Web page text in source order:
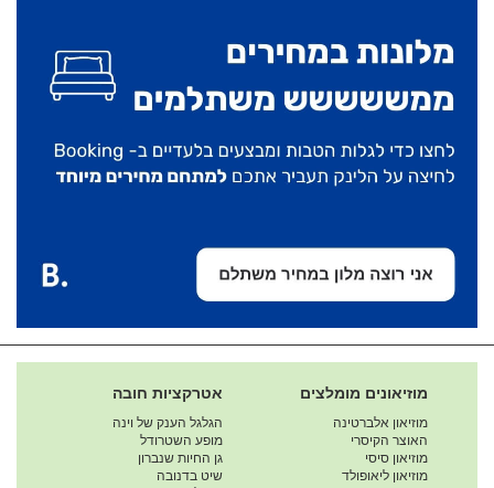
מוזיאונים מומלצים
מוזיאון אלברטינה
האוצר הקיסרי
מוזיאון סיסי
מוזיאון ליאופולד
אטרקציות חובה
הגלגל הענק של וינה
מופע השטרודל
גן החיות שנברון
שיט בדנובה